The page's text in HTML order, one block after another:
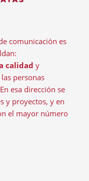
comunicación es
calidad y
personas
esa dirección se
y proyectos, y en
el mayor número